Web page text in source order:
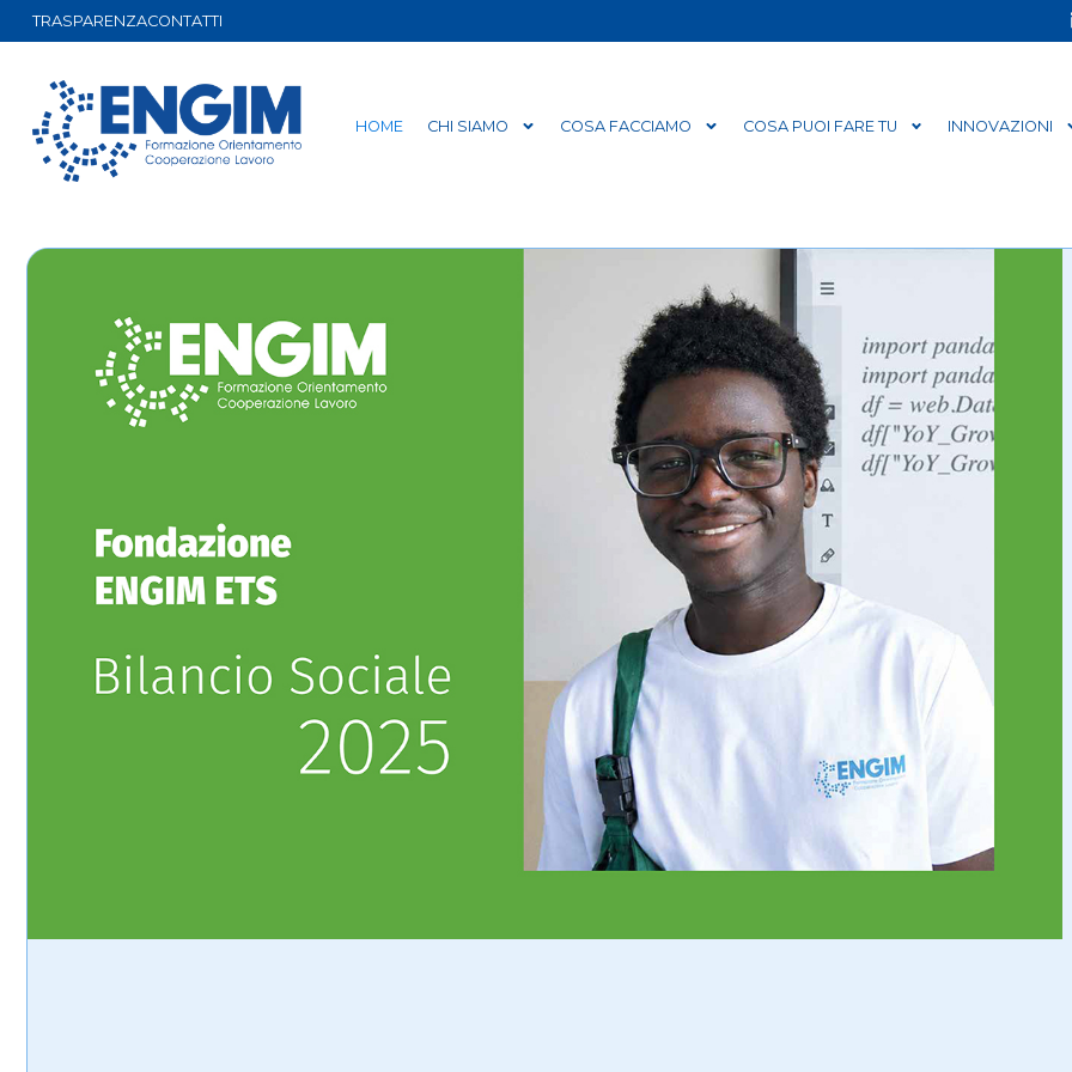
TRASPARENZACONTATTI
HOME CHI SIAMO COSA FACCIAMO COSA PUOI FARE TU INNOVAZIONI